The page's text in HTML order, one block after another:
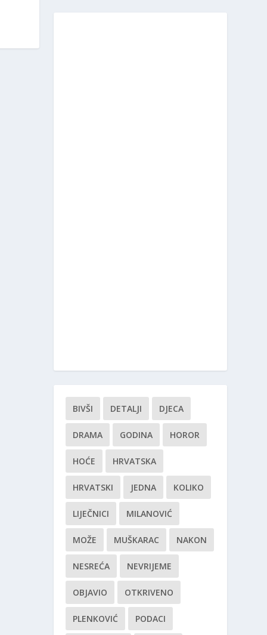
BIVŠI DETALJI DJECA
DRAMA GODINA HOROR
HOĆE HRVATSKA
HRVATSKI JEDNA KOLIKO
LIJEČNICI MILANOVIĆ
MOŽE MUŠKARAC NAKON
NESREĆA NEVRIJEME
OBJAVIO OTKRIVENO
PLENKOVIĆ PODACI